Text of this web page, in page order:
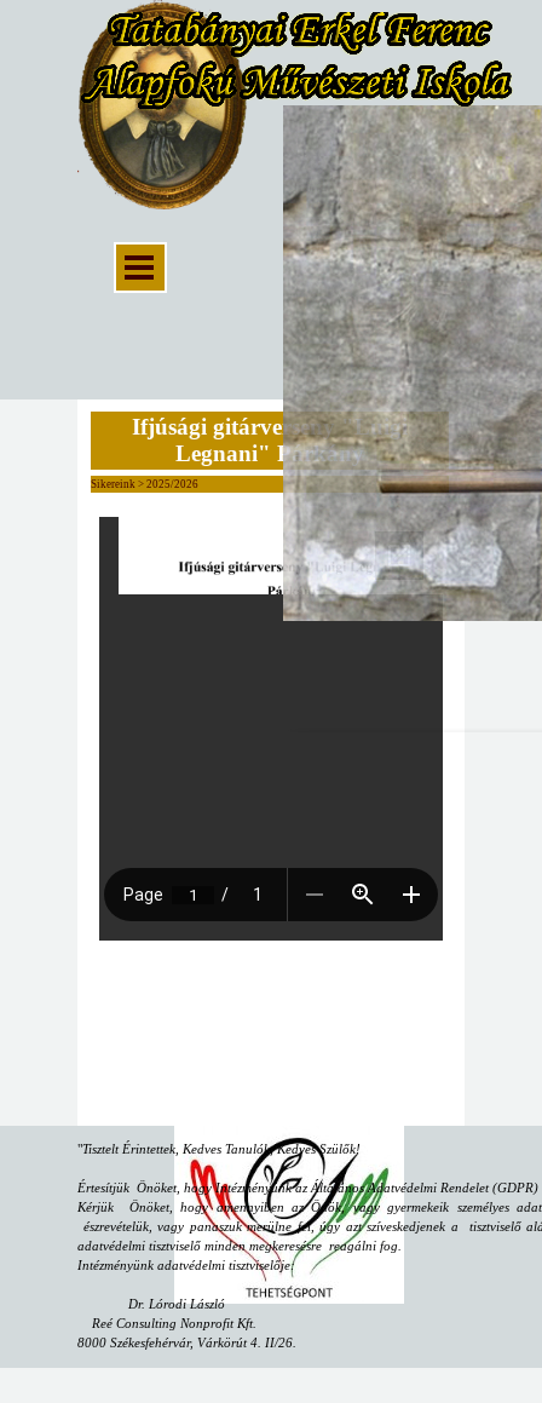
Ifjúsági gitárverseny "Luigi
Legnani" Párkány
Sikereink > 2025/2026
"Tisztelt Érintettek, Kedves Tanulók, Kedves Szülők!
Értesítjük Önöket, hogy Intézményünk az Általános Adatvédelmi Rendelet
Kérjük Önöket, hogy amennyiben az Önök, vagy gyermekeik személyes
észrevételük, vagy panaszuk merülne fel, úgy azt szíveskedjenek a tisztviselő
adatvédelmi tisztviselő minden megkeresésre reagálni fog.
Intézményünk adatvédelmi tisztviselője:
Dr. Lórodi László
Reé Consulting Nonprofit Kft.
8000 Székesfehérvár, Várkörút 4. II/26.